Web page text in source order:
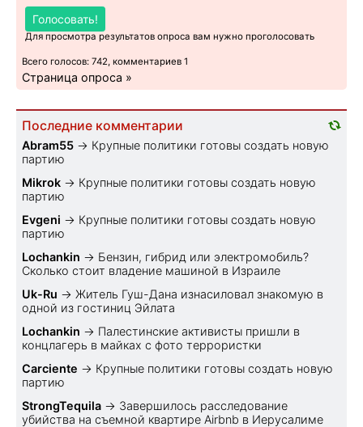
Голосовать!
Для просмотра результатов опроса вам нужно проголосовать
Всего голосов: 742, комментариев 1
Страница опроса »
Последние комментарии
Abram55 → Крупные политики готовы создать новую
партию
Mikrok → Крупные политики готовы создать новую
партию
Evgeni → Крупные политики готовы создать новую
партию
Lochankin → Бензин, гибрид или электромобиль?
Cколько стоит владение машиной в Израиле
Uk-Ru → Житель Гуш-Дана изнасиловал знакомую в
одной из гостиниц Эйлата
Lochankin → Палестинские активисты пришли в
концлагерь в майках с фото террористки
Carciente → Крупные политики готовы создать новую
партию
StrongTequila → Завершилось расследование
убийства на съемной квартире Airbnb в Иерусалиме